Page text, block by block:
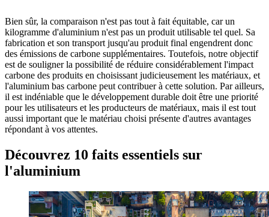
Bien sûr, la comparaison n'est pas tout à fait équitable, car un
kilogramme d'aluminium n'est pas un produit utilisable tel quel. Sa
fabrication et son transport jusqu'au produit final engendrent donc
des émissions de carbone supplémentaires. Toutefois, notre objectif
est de souligner la possibilité de réduire considérablement l'impact
carbone des produits en choisissant judicieusement les matériaux, et
l'aluminium bas carbone peut contribuer à cette solution. Par ailleurs,
il est indéniable que le développement durable doit être une priorité
pour les utilisateurs et les producteurs de matériaux, mais il est tout
aussi important que le matériau choisi présente d'autres avantages
répondant à vos attentes.
Découvrez 10 faits essentiels sur
l'aluminium